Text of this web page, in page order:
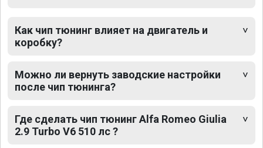
Как чип тюнинг влияет на двигатель и
коробку?
Можно ли вернуть заводские настройки
после чип тюнинга?
Где сделать чип тюнинг Alfa Romeo Giulia
2.9 Turbo V6 510 лс ?